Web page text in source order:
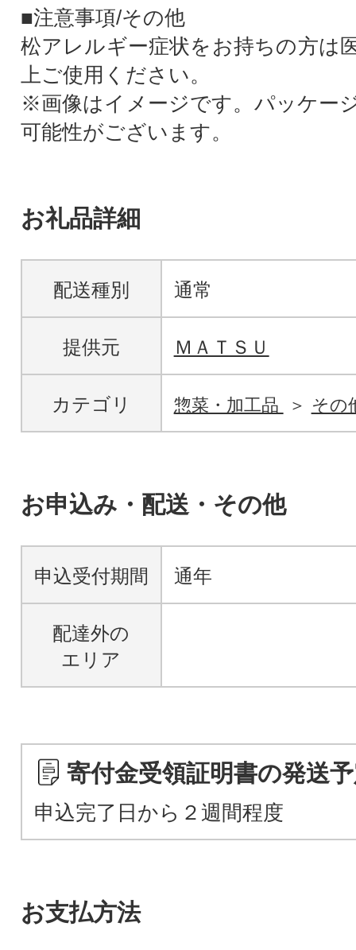
■注意事項/その他
松アレルギー症状をお持ちの方は
上ご使用ください。
※画像はイメージです。パッケー
可能性がございます。
お礼品詳細
配送種別 通常
提供元 ＭＡＴＳＵ
カテゴリ 惣菜・加工品 その
お申込み・配送・その他
申込受付期間 通年
配達外の
エリア
寄付金受領証明書の発送
申込完了日から２週間程度
お支払方法